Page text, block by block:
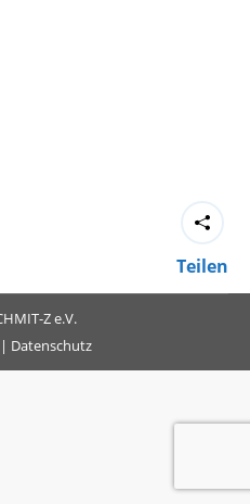
Teilen
Z e.V.
| Datenschutz